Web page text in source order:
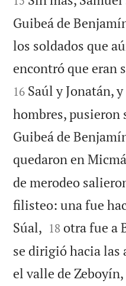
Guibeá de
los soldados que
encontró que eran
16 Saúl y Jonatán,
hombres, pusieron
Guibeá de
quedaron en
de merodeo
filisteo: una fue
Súal, 

18 otra fue a
se dirigió hacia
el valle de